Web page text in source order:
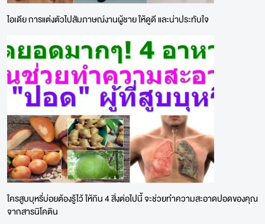
ไอเดีย การแต่งตัวไปสัมภาษณ์งานผู้ชาย ให้ดูดี และน่าประทับใจ
ใครสูบบุหรี่บ่อยต้องรู้ไว้ ให้กิน 4 สิ่งต่อไปนี้ จะช่วยทำความสะอาดปอดของคุณ
จากสารนิโคติน